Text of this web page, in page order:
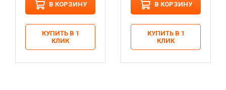
В КОРЗИНУ
КУПИТЬ В 1
КЛИК
В КОРЗИНУ
КУПИТЬ В 1
КЛИК